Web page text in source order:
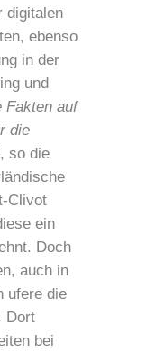
digitalen
ebenso
in der
und
Fakten auf
die
so die
Clivot
ein
Doch
auch in
ufere die
Dort
bei